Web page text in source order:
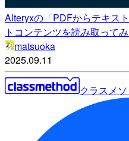
Alteryxの「PDFからテキス
トコンテンツを読み取って
matsuoka
2025.09.11
クラスメ